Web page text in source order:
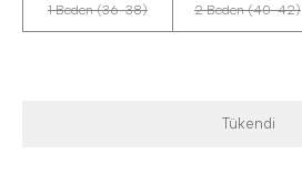
1 Beden (36-38) 2 Beden (40-42)
Tükendi